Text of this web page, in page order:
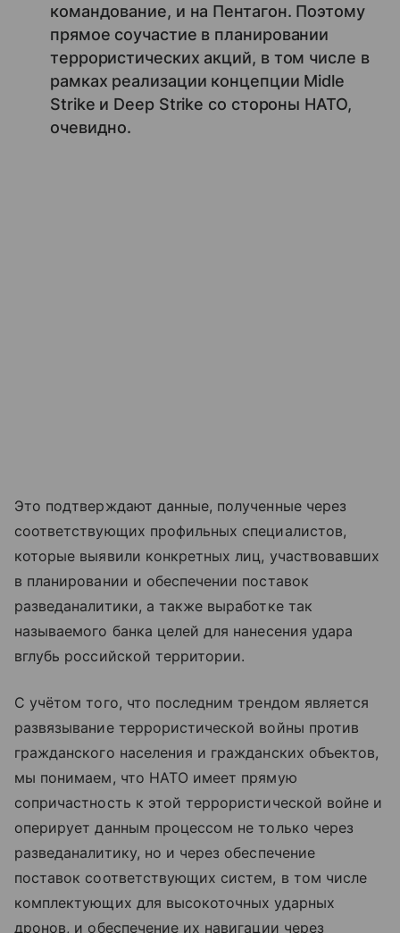
командование, и на Пентагон. Поэтому
прямое соучастие в планировании
террористических акций, в том числе в
рамках реализации концепции Midle
Strike и Deep Strike со стороны НАТО,
очевидно.
Это подтверждают данные, полученные через
соответствующих профильных специалистов,
которые выявили конкретных лиц, участвовавших
в планировании и обеспечении поставок
разведаналитики, а также выработке так
называемого банка целей для нанесения удара
вглубь российской территории.
С учётом того, что последним трендом является
развязывание террористической войны против
гражданского населения и гражданских объектов,
мы понимаем, что НАТО имеет прямую
сопричастность к этой террористической войне и
оперирует данным процессом не только через
разведаналитику, но и через обеспечение
поставок соответствующих систем, в том числе
комплектующих для высокоточных ударных
дронов, и обеспечение их навигации через